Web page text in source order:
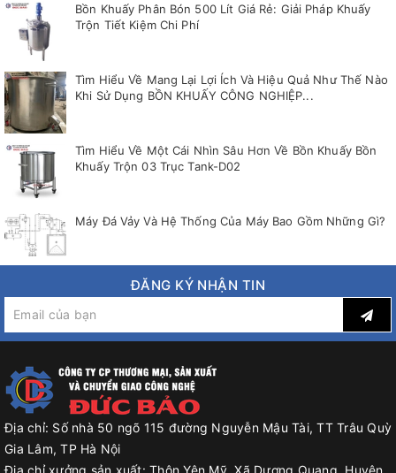
Bồn Khuấy Phân Bón 500 Lít Giá Rẻ: Giải Pháp Khuấy
Trộn Tiết Kiệm Chi Phí
Tìm Hiểu Về Mang Lại Lợi Ích Và Hiệu Quả Như Thế Nào
Khi Sử Dụng BỒN KHUẤY CÔNG NGHIỆP...
Tìm Hiểu Về Một Cái Nhìn Sâu Hơn Về Bồn Khuấy Bồn
Khuấy Trộn 03 Trục Tank-D02
Máy Đá Vảy Và Hệ Thống Của Máy Bao Gồm Những Gì?
ĐĂNG KÝ NHẬN TIN
Địa chỉ: Số nhà 50 ngõ 115 đường Nguyễn Mậu Tài, TT Trâu Quỳ
Gia Lâm, TP Hà Nội
Địa chỉ xưởng sản xuất: Thôn Yên Mỹ, Xã Dương Quang, Huyện